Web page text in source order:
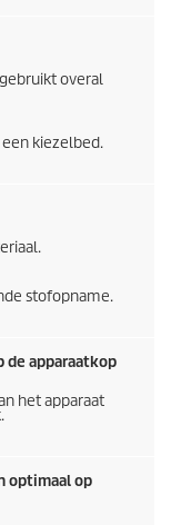
overal
kiezelbed.
stofopname.
de apparaatkop
het apparaat
optimaal op